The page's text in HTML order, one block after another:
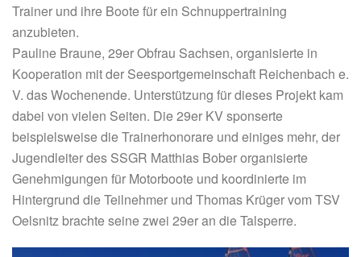
Trainer und ihre Boote für ein Schnuppertraining
anzubieten.
Pauline Braune, 29er Obfrau Sachsen, organisierte in
Kooperation mit der Seesportgemeinschaft Reichenbach e.
V. das Wochenende. Unterstützung für dieses Projekt kam
dabei von vielen Seiten. Die 29er KV sponserte
beispielsweise die Trainerhonorare und einiges mehr, der
Jugendleiter des SSGR Matthias Bober organisierte
Genehmigungen für Motorboote und koordinierte im
Hintergrund die Teilnehmer und Thomas Krüger vom TSV
Oelsnitz brachte seine zwei 29er an die Talsperre.